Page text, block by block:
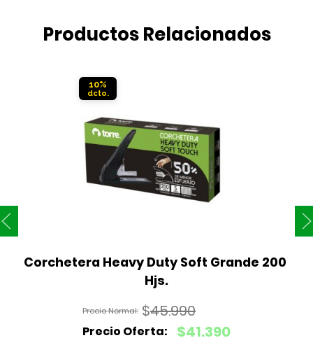
Productos Relacionados
10%
Corchetera Heavy Duty Soft Grande 200
Hjs.
$45.990
El
$41.390